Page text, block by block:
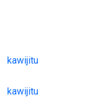
kawijitu
kawijitu